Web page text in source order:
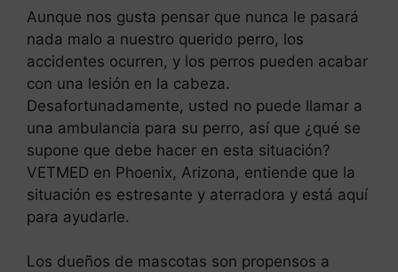
Aunque nos gusta pensar que nunca le pasará
nada malo a nuestro querido perro, los
accidentes ocurren, y los perros pueden acabar
con una lesión en la cabeza.
Desafortunadamente, usted no puede llamar a
una ambulancia para su perro, así que ¿qué se
supone que debe hacer en esta situación?
VETMED en Phoenix, Arizona, entiende que la
situación es estresante y aterradora y está aquí
para ayudarle.
Los dueños de mascotas son propensos a